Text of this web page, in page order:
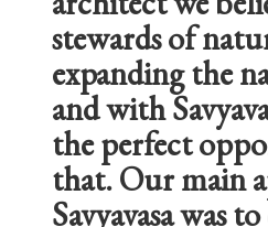
stewards of
expanding the
and with
the perfect
that. Our main
Savyavasa was